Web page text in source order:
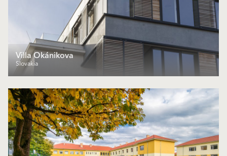
Villa Okánikova
Slovakia